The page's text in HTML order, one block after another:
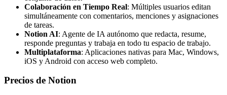
Colaboración en Tiempo Real: Múltiples usuarios editan
simultáneamente con comentarios, menciones y asignaciones
de tareas.
Notion AI: Agente de IA autónomo que redacta, resume,
responde preguntas y trabaja en todo tu espacio de trabajo.
Multiplataforma: Aplicaciones nativas para Mac, Windows,
iOS y Android con acceso web completo.
Precios de Notion